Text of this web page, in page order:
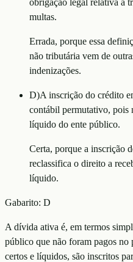
multas.
Errada, porque essa
não tributária vem de
indenizações.
D)A inscrição do crédito
contábil permutativo, pois
líquido do ente público.
Certa, porque a inscrição
reclassifica o direito a
líquido.
Gabarito: D
A dívida ativa é, em termos
público que não foram pagos no
certos e líquidos, são inscritos